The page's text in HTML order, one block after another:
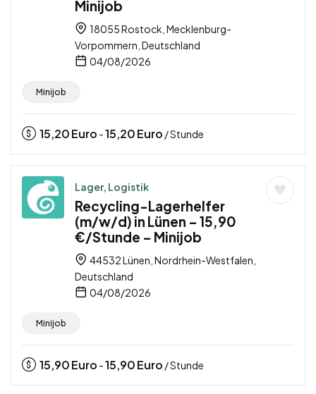
Minijob
18055 Rostock, Mecklenburg-
Vorpommern, Deutschland
04/08/2026
Minijob
15,20Euro -15,20Euro / Stunde
Lager, Logistik
Recycling-Lagerhelfer
(m/w/d) in Lünen – 15,90
€/Stunde – Minijob
44532 Lünen, Nordrhein-Westfalen,
Deutschland
04/08/2026
Minijob
15,90Euro -15,90Euro / Stunde